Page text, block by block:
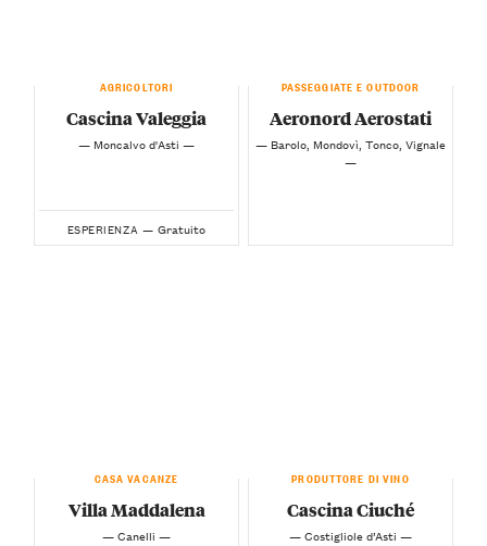
AGRICOLTORI
Cascina Valeggia
— Moncalvo d'Asti —
ESPERIENZA — Gratuito
PASSEGGIATE E OUTDOOR
Aeronord Aerostati
— Barolo, Mondovì, Tonco, Vignale
—
CASA VACANZE
Villa Maddalena
— Canelli —
PRODUTTORE DI VINO
Cascina Ciuché
— Costigliole d’Asti —